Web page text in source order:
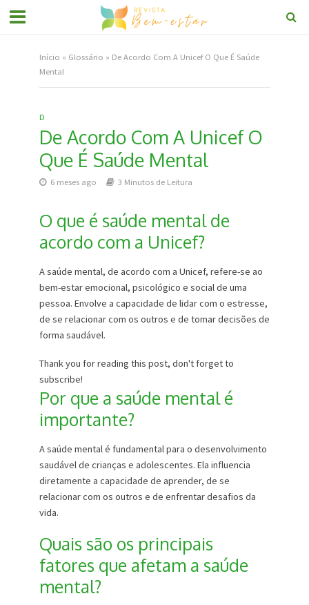
Início » Glossário » De Acordo Com A Unicef O Que É Saúde
Mental
D
De Acordo Com A Unicef O
Que É Saúde Mental
6 meses ago 3 Minutos de Leitura
O que é saúde mental de
acordo com a Unicef?
A saúde mental, de acordo com a Unicef, refere-se ao
bem-estar emocional, psicológico e social de uma
pessoa. Envolve a capacidade de lidar com o estresse,
de se relacionar com os outros e de tomar decisões de
forma saudável.
Thank you for reading this post, don't forget to
subscribe!
Por que a saúde mental é
importante?
A saúde mental é fundamental para o desenvolvimento
saudável de crianças e adolescentes. Ela influencia
diretamente a capacidade de aprender, de se
relacionar com os outros e de enfrentar desafios da
vida.
Quais são os principais
fatores que afetam a saúde
mental?